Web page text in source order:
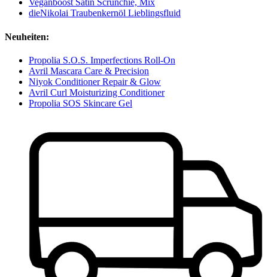
Veganboost Satin Scrunchie, Mix
dieNikolai Traubenkernöl Lieblingsfluid
Neuheiten:
Propolia S.O.S. Imperfections Roll-On
Avril Mascara Care & Precision
Niyok Conditioner Repair & Glow
Avril Curl Moisturizing Conditioner
Propolia SOS Skincare Gel